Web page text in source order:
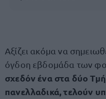
Αξίζει ακόμα να
όγδοη εβδομάδα των
σχεδόν ένα στα δύο
πανελλαδικά, τελούν